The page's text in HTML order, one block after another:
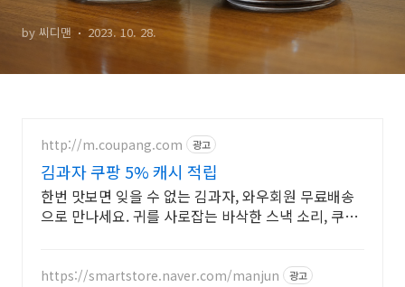
by 씨디맨 2023. 10. 28.
http://m.coupang.com 광고
김과자 쿠팡 5% 캐시 적립
한번 맛보면 잊을 수 없는 김과자, 와우회원 무료배송
으로 만나세요. 귀를 사로잡는 바삭한 스낵 소리, 쿠팡
https://smartstore.naver.com/manjun 광고